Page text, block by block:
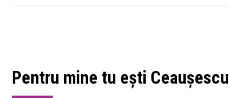
Pentru mine tu ești Ceaușescu